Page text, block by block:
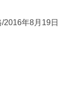
年8月19日